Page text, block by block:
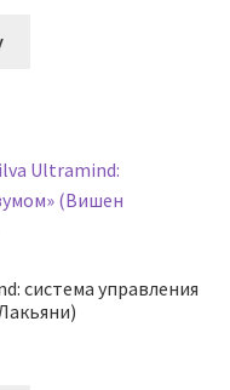
система управления